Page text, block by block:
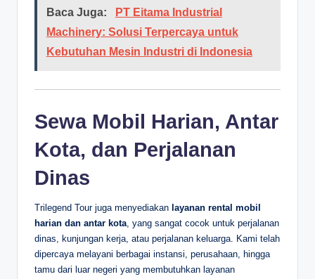
Baca Juga:
PT Eitama Industrial
Machinery: Solusi Terpercaya untuk
Kebutuhan Mesin Industri di Indonesia
Sewa Mobil Harian, Antar
Kota, dan Perjalanan
Dinas
Trilegend Tour juga menyediakan layanan rental mobil
harian dan antar kota, yang sangat cocok untuk perjalanan
dinas, kunjungan kerja, atau perjalanan keluarga. Kami telah
dipercaya melayani berbagai instansi, perusahaan, hingga
tamu dari luar negeri yang membutuhkan layanan